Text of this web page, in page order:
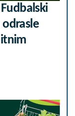
odrasle